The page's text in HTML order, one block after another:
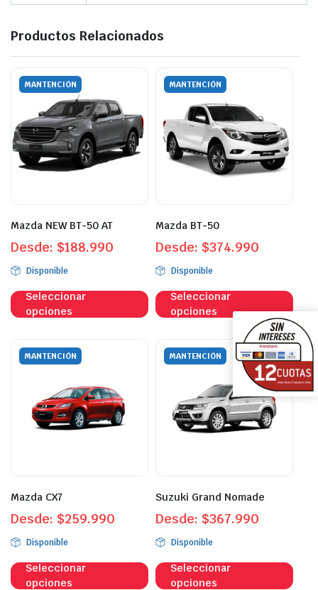
Productos Relacionados
MANTENCIÓN
Mazda NEW BT-50 AT
Desde: $188.990
Disponible
Seleccionar
opciones
producto
tiene
variantes.
pueden
página
producto
MANTENCIÓN
Mazda BT-50
Desde: $374.990
Disponible
Seleccionar
opciones
Las
MANTENCIÓN
Mazda CX7
Desde: $259.990
Disponible
Seleccionar
opciones
producto
MANTENCIÓN
Suzuki Grand Nomade
Desde: $367.990
Disponible
Seleccionar
opciones